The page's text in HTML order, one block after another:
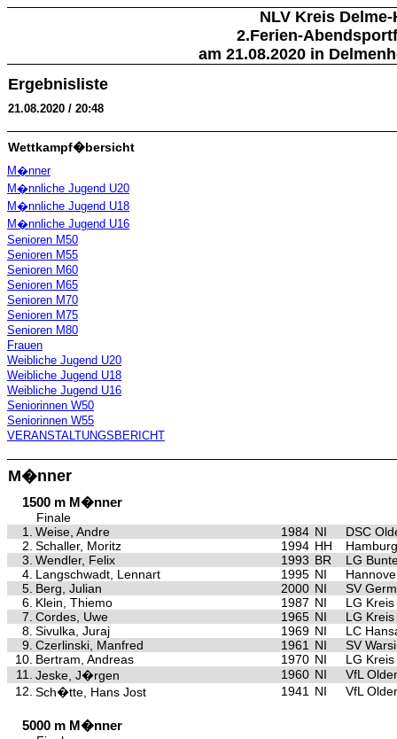
NLV Kreis Delme-
2.Ferien-
am 21.08.2020 in
Ergebnisliste
21.08.2020 / 20:48
Wettkampf�bersicht
M�nner
M�nnliche Jugend U20
M�nnliche Jugend U18
M�nnliche Jugend U16
Senioren M50
Senioren M55
Senioren M60
Senioren M65
Senioren M70
Senioren M75
Senioren M80
Frauen
Weibliche Jugend U20
Weibliche Jugend U18
Weibliche Jugend U16
Seniorinnen W50
Seniorinnen W55
VERANSTALTUNGSBERICHT
M�nner
1500 m M�nner
Finale
1.
Weise, Andre 1984 NI
DSC
2. Schaller, Moritz 1994 HH
3. Wendler, Felix 1993 BR
LG
4. Langschwadt, Lennart 1995 NI
5. Berg, Julian 2000 NI
SV
6. Klein, Thiemo 1987 NI
LG
7. Cordes, Uwe 1965 NI
LG
8. Sivulka, Juraj 1969 NI
LC
9. Czerlinski, Manfred 1961 NI
SV
10. Bertram, Andreas 1970 NI
LG
11.
Jeske, J�rgen 1960 NI
VfL
12. Sch�tte, Hans Jost 1941 NI VfL
5000 m M�nner